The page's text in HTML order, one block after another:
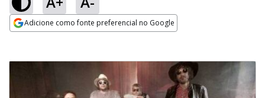
Adicione como fonte preferencial no Google